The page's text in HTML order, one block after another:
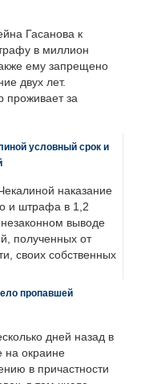
Гасанова к
в миллион
ему запрещено
двух лет.
проживает за
условный срок и
наказание
и штрафа в 1,2
выводе
полученных от
своих собственных
пропавшей
дней назад в
на окраине
в причастности